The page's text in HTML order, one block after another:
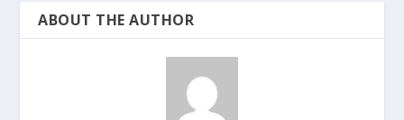
ABOUT THE AUTHOR